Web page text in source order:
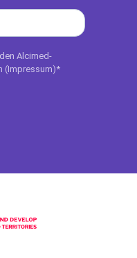
Alcimed-
(Impressum)*